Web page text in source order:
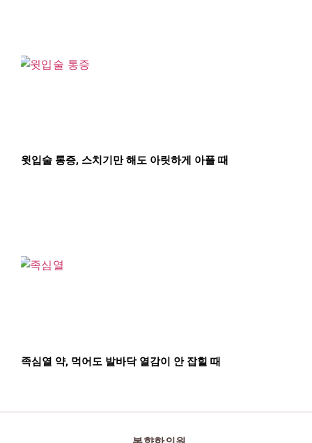
윗입술 통증, 스치기만 해도 아릿하게 아플 때
족심열 약, 먹어도 발바닥 열감이 안 잡힐 때